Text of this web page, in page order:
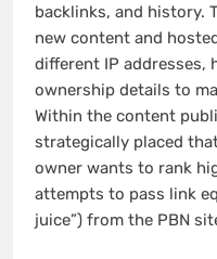
backlinks, and history.
new content and
different IP addresses,
ownership details to
Within the content
strategically placed
owner wants to rank
attempts to pass link
juice”) from the PBN